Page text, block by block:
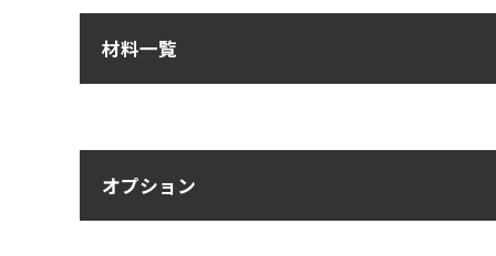
材料一覧
オプション